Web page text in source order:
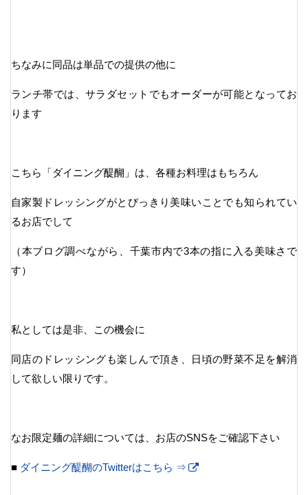
ちなみに同品は単品での提供の他に
ランチ帯では、サラダセットでもオーダーが可能となってお
ります
こちら「ダイニング醍醐」は、各種お料理はもちろん
自家製ドレッシングがとびっきり美味いことでも知られてい
るお店でして
（本ブログ調べながら、千葉市内で3本の指に入る美味さで
す）
私としては是非、この機会に
同店のドレッシングも楽しんで頂き、日頃の野菜不足を解消
して欲しい限りです。
なお限定麺の詳細については、お店のSNSをご確認下さい
■ ダイニング醍醐のTwitterはこちら ⇒